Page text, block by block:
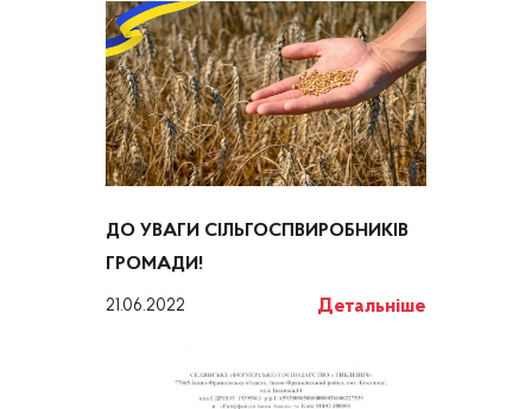
ДО УВАГИ СІЛЬГОСПВИРОБНИКІВ
ГРОМАДИ!
21.06.2022 Детальніше